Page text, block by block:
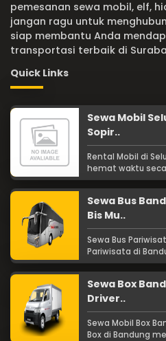
pemesanan sewa mobil, elf,
jangan ragu untuk
siap membantu Anda
transportasi terbaik di
Quick Links
Sewa Mobil
Sopir..
Rental Mobil di
hemat waktu
Sewa Bus
Bis Mu..
Sewa Bus
Pariwisata di
Sewa Box
Driver..
Sewa Mobil Box
Box di Bandung